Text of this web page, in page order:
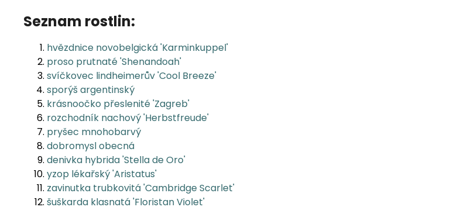
Seznam rostlin:
hvězdnice novobelgická 'Karminkuppel'
proso prutnaté 'Shenandoah'
svíčkovec lindheimerův 'Cool Breeze'
sporýš argentinský
krásnoočko přeslenité 'Zagreb'
rozchodník nachový 'Herbstfreude'
pryšec mnohobarvý
dobromysl obecná
denivka hybrida 'Stella de Oro'
yzop lékařský 'Aristatus'
zavinutka trubkovitá 'Cambridge Scarlet'
šuškarda klasnatá 'Floristan Violet'